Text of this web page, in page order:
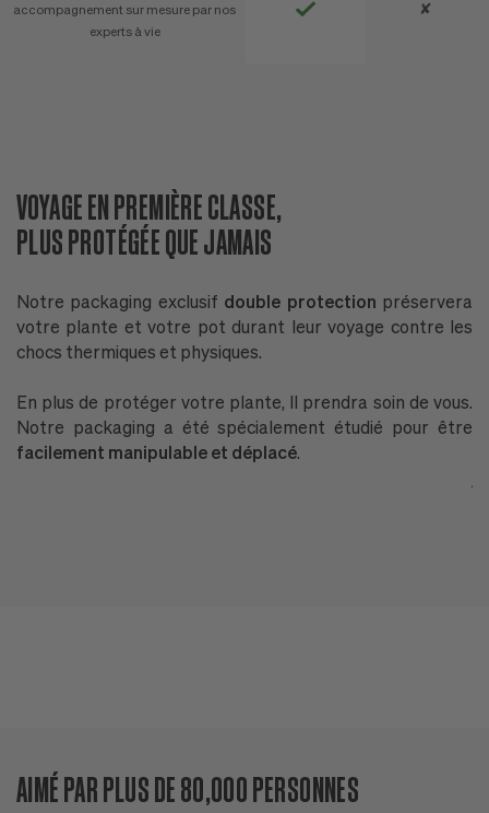
accompagnement sur mesure par nos
experts à vie
✘
VOYAGE EN PREMIÈRE CLASSE,
PLUS PROTÉGÉE QUE JAMAIS
Notre packaging exclusif double protection préservera
votre plante et votre pot durant leur voyage contre les
chocs thermiques et physiques.
En plus de protéger votre plante, Il prendra soin de vous.
Notre packaging a été spécialement étudié pour être
facilement manipulable et déplacé.
AIMÉ PAR PLUS DE 80,000 PERSONNES